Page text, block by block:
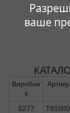
ваше
Виробни
к
5277